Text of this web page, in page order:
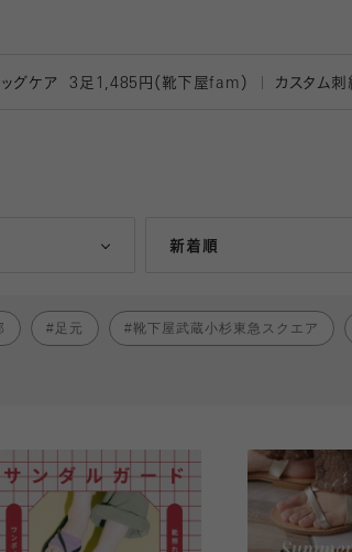
グケア 3 足1,485円（靴下屋fam） カスタム刺
新着順
人気ランキング順
足元 靴下屋武蔵小杉東急スクエア